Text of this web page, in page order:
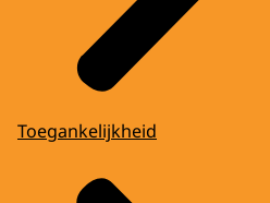
Toegankelijkheid